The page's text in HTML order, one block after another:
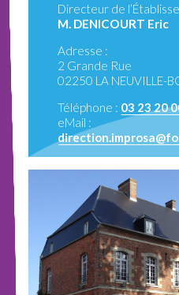
Directeur de
M. DENICOURT Eric
Adresse :
2 Grande Rue
02250 LA NEUVILLE-
Téléphone : 03 23 20
eMail :